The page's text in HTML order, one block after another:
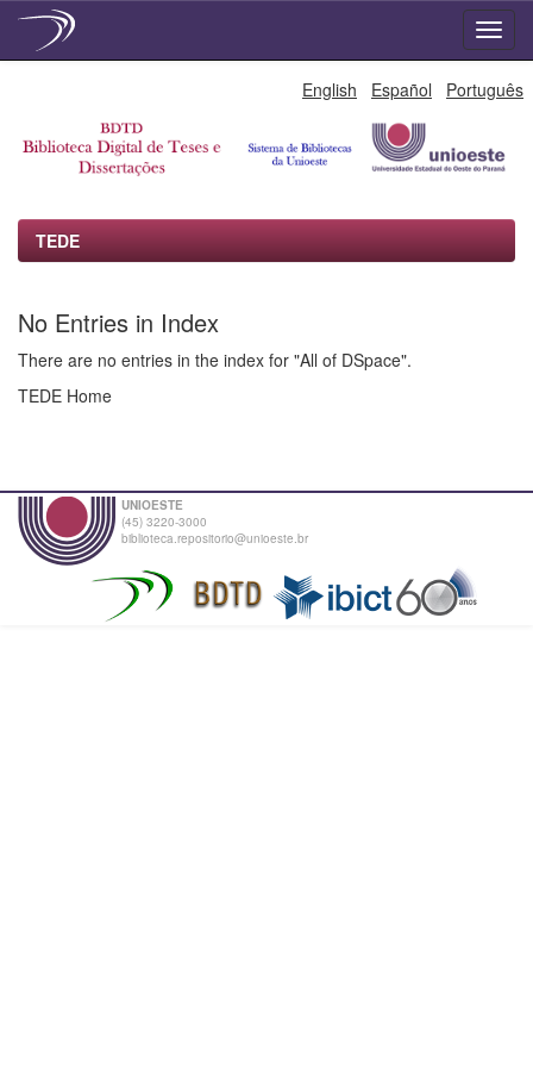
English Español Português
TEDE
No Entries in Index
There are no entries in the index for "All of DSpace".
TEDE Home
UNIOESTE
(45) 3220-3000
biblioteca.repositorio@unioeste.br